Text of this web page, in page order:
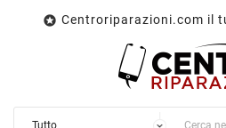
 Centroriparazioni.com il